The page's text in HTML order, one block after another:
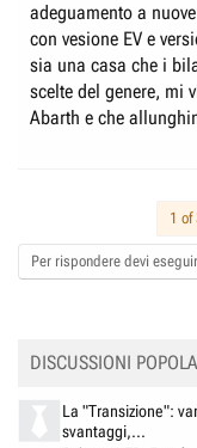
adeguamento a
con vesione EV e
sia una casa che i
scelte del genere, mi
Abarth e che
1 of
Per rispondere devi
DISCUSSIONI
La "Transizione":
svantaggi,...